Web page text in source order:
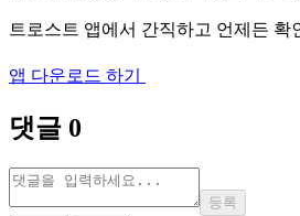
트로스트 앱에서 간직하고 언제든 확
앱 다운로드 하기
댓글 0
등록